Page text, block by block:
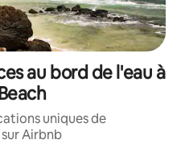
au bord de l'eau à
uniques de
Airbnb